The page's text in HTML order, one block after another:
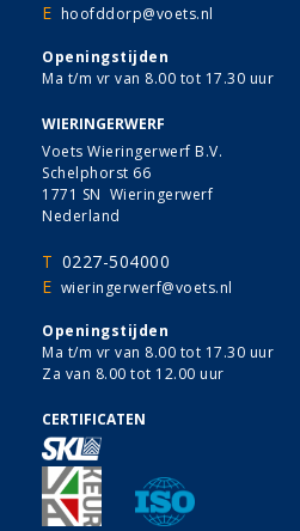
E hoofddorp@voets.nl
Openingstijden
Ma t/m vr van 8.00 tot 17.30 uur
WIERINGERWERF
Voets Wieringerwerf B.V.
Schelphorst 66
1771 SN Wieringerwerf
Nederland
T 0227-504000
E wieringerwerf@voets.nl
Openingstijden
Ma t/m vr van 8.00 tot 17.30 uur
Za van 8.00 tot 12.00 uur
CERTIFICATEN